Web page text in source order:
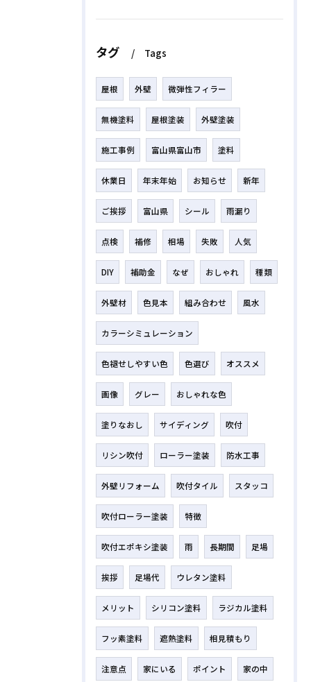
タグ Tags
屋根 外壁 微弾性フィラー
無機塗料 屋根塗装 外壁塗装
施工事例 富山県富山市 塗料
休業日 年末年始 お知らせ 新年
ご挨拶 富山県 シール 雨漏り
点検 補修 相場 失敗 人気
DIY 補助金 なぜ おしゃれ 種類
外壁材 色見本 組み合わせ 風水
カラーシミュレーション
色褪せしやすい色 色選び オススメ
画像 グレー おしゃれな色
塗りなおし サイディング 吹付
リシン吹付 ローラー塗装 防水工事
外壁リフォーム 吹付タイル スタッコ
吹付ローラー塗装 特徴
吹付エポキシ塗装 雨 長期間 足場
挨拶 足場代 ウレタン塗料
メリット シリコン塗料 ラジカル塗料
フッ素塗料 遮熱塗料 相見積もり
注意点 家にいる ポイント 家の中